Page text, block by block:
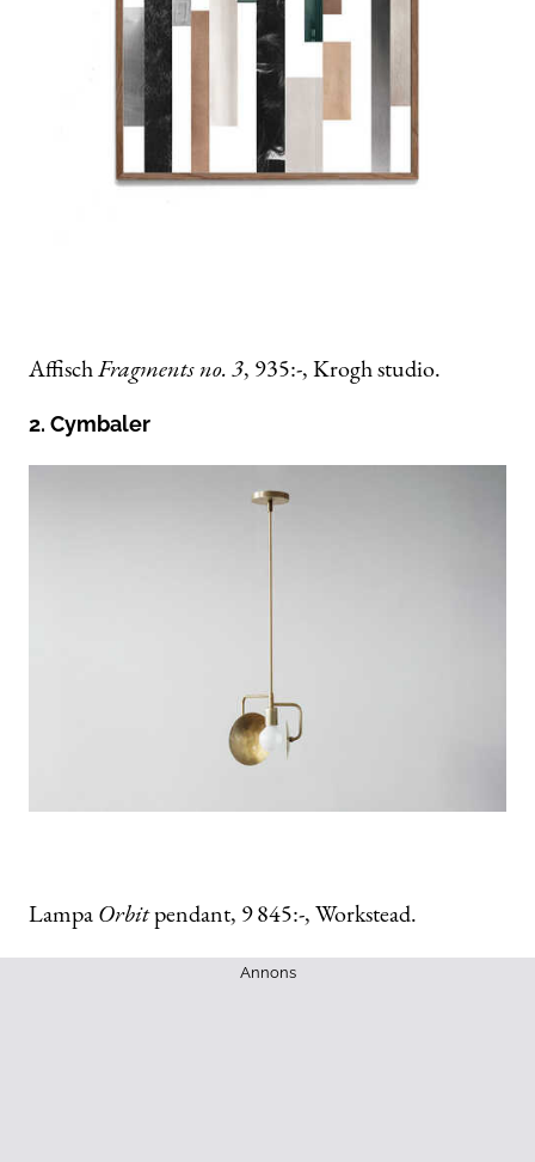
AffischFragments no. 3, 935:-, Krogh studio.
2. Cymbaler
LampaOrbitpendant, 9 845:-, Workstead.
Annons